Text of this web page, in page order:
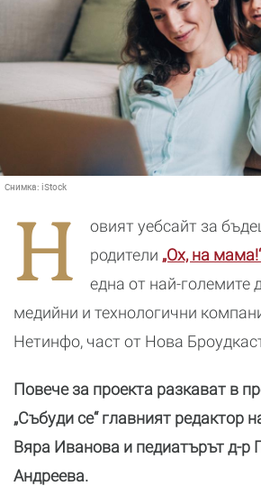
Снимка: iStock
Н
овият уебсайт за
родители „Ох, на
една от най-големите
медийни и технологични
Нетинфо, част от Нова
Повече за проекта разкават в
„Събуди се“ главният редактор
Вяра Иванова и педиатърът д-р
Андреева.